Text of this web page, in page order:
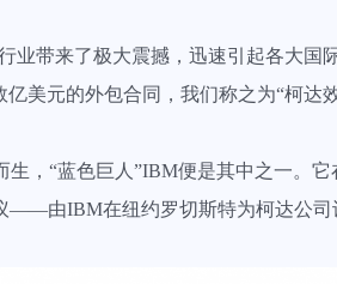
业带来了极大震撼，迅速引起各大
美元的外包合同，我们称之为“柯达效
，“蓝色巨人”IBM便是其中之一。
——由IBM在纽约罗切斯特为柯达公司